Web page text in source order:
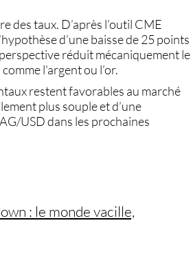
des taux. D’après l’outil CME
d’une baisse de25 points
réduit mécaniquement le
l'argent ou l’or.
restent favorables au marché
plus souple et d’une
USD dans les prochaines
: le monde vacille,